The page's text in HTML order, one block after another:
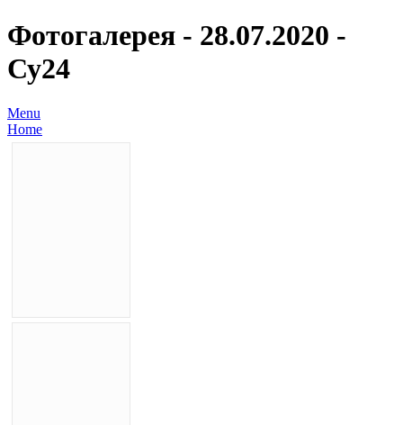
Фотогалерея - 28.07.2020 -
Су24
Menu
Home